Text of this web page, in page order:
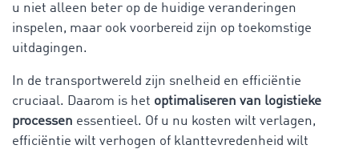
u niet alleen beter op de huidige veranderingen
inspelen, maar ook voorbereid zijn op toekomstige
uitdagingen.
In de transportwereld zijn snelheid en efficiëntie
cruciaal. Daarom is het optimaliseren van logistieke
processen essentieel. Of u nu kosten wilt verlagen,
efficiëntie wilt verhogen of klanttevredenheid wilt